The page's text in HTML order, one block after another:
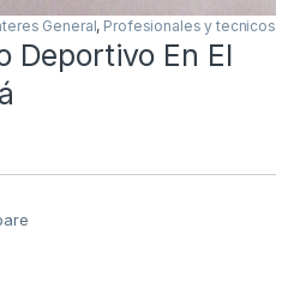
General, Profesionales y tecnicos
Deportivo En El